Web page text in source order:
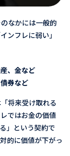
なかには一般的
ンフレに弱い」
、金など
券など
将来受け取れる
ではお金の価値
」という契約で
的に価値が下がっ